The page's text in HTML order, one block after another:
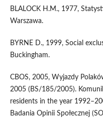
BLALOCK H.M., 1977,
Warszawa.
BYRNE D., 1999, Social
Buckingham.
CBOS, 2005, Wyjazdy
2005 (BS/185/2005).
residents in the year
Badania Opinii Społecznej